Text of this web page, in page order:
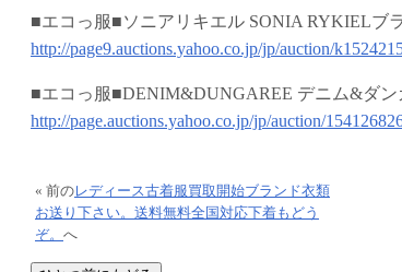
■エコっ服■ソニアリキエル SONIA RYKIELブ
http://page9.auctions.yahoo.co.jp/jp/auction/
■エコっ服■DENIM&DUNGAREE デニム&ダン
http://page.auctions.yahoo.co.jp/jp/auction/
« 前のレディース古着服買取開始ブランド衣類
お送り下さい。送料無料全国対応下着もどう
ぞ。 へ